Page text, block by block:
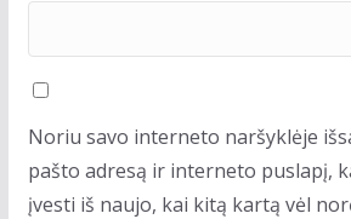
Noriu savo interneto naršyklėje
pašto adresą ir interneto puslapį,
įvesti iš naujo, kai kitą kartą vėl